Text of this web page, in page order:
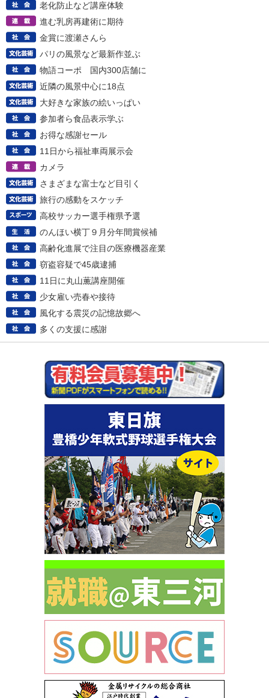
老化防止など講座体験
進む乳房再建術に期待
金賞に渡瀬さんら
パリの風景など最新作並ぶ
物語コーポ 国内300店舗に
近隣の風景中心に18点
大好きな家族の絵いっぱい
参加者ら食品表示学ぶ
お得な感謝セール
11日から福祉車両展示会
カメラ
さまざまな富士など目引く
旅行の感動をスケッチ
高校サッカー選手権県予選
のんほい横丁９月分年間賞候補
高齢化進展で注目の医療機器産業
窃盗容疑で45歳逮捕
11日に丸山薫講座開催
少女雇い売春や接待
風化する震災の記憶故郷へ
多くの支援に感謝